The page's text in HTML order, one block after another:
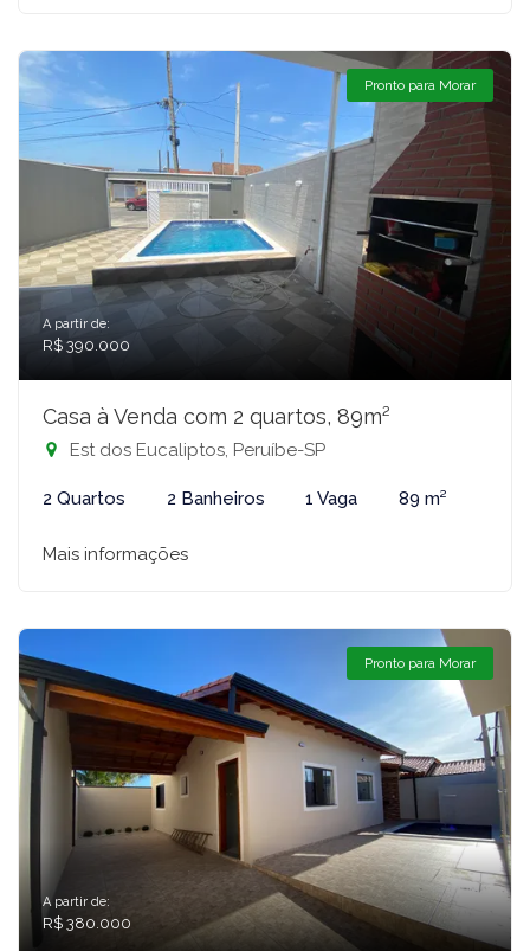
Pronto para Morar
A partir de:
R$ 390.000
Casa à Venda com 2 quartos, 89m²
Est dos Eucaliptos, Peruíbe-SP
2 Quartos 2 Banheiros 1 Vaga 89 m²
Mais informações
Pronto para Morar
A partir de:
R$ 380.000